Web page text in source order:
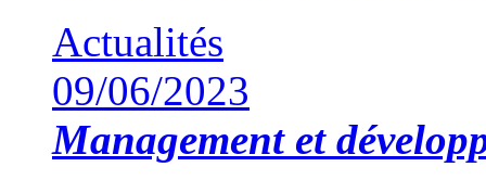
Actualités
09/06/2023
Management et